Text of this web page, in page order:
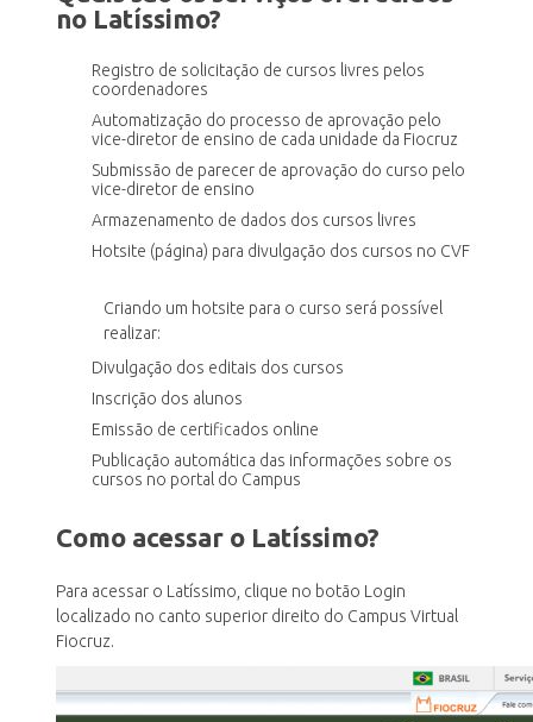
no Latíssimo?
Registro de solicitação de cursos livres pelos
coordenadores
Automatização do processo de aprovação pelo
vice-diretor de ensino de cada unidade da Fiocruz
Submissão de parecer de aprovação do curso pelo
vice-diretor de ensino
Armazenamento de dados dos cursos livres
Hotsite (página) para divulgação dos cursos no CVF
Criando um hotsite para o curso será possível
realizar:
Divulgação dos editais dos cursos
Inscrição dos alunos
Emissão de certificados online
Publicação automática das informações sobre os
cursos no portal do Campus
Como acessar o Latíssimo?
Para acessar o Latíssimo, clique no botão Login
localizado no canto superior direito do Campus Virtual
Fiocruz.